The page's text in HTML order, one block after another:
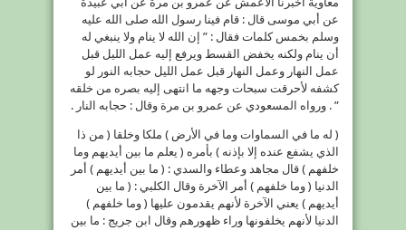
عن أبي موسى قال : قام فينا رسول الله صلى الله عليه
وسلم بخمس كلمات فقال : ” إن الله لا ينام ولا ينبغي له
أن ينام ولكنه يخفض القسط ويرفع إليه عمل الليل قبل
عمل النهار وعمل النهار قبل عمل الليل حجابه النور لو
كشفه لأحرقت سبحات وجهه ما انتهى إليه بصره من خلقه
” . ورواه المسعودي عن عمرو بن مرة وقال : حجابه النار .
( له ما في السماوات وما في الأرض ) ملكا وخلقا ( من ذا
الذي يشفع عنده إلا بإذنه ) بأمره ( يعلم ما بين أيديهم وما
خلفهم ) قال مجاهد وعطاء والسدي : ( ما بين أيديهم ) أمر
الدنيا ( وما خلفهم ) أمر الآخرة وقال الكلبي : ( ما بين
أيديهم ) يعني الآخرة لأنهم يقدمون عليها ( وما خلفهم )
الدنيا لأنهم يخلفونها وراء ظهورهم وقال ابن جريج : ما بين